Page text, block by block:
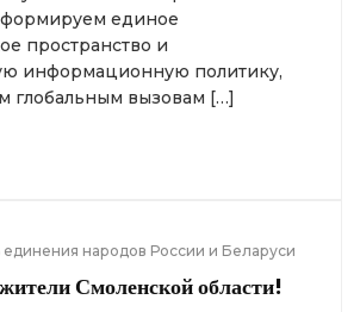
формируем единое
пространство и
информационную политику,
глобальным вызовам […]
народов России и Беларуси
Смоленской области!